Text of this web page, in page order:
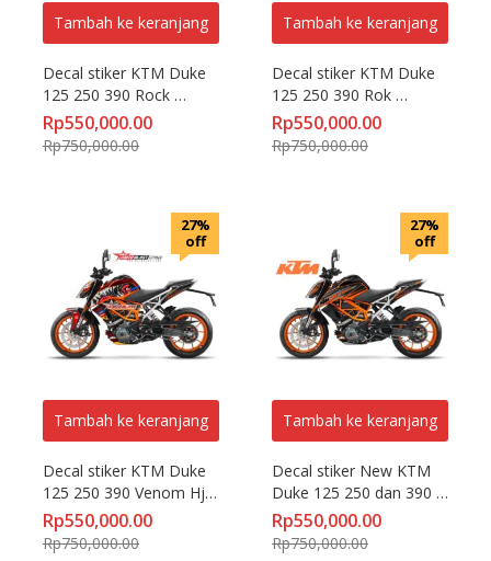
Tambah ke keranjang
Decal stiker KTM Duke
125 250 390 Rock
motoblast
Rp550,000.00
Rp750,000.00
Tambah ke keranjang
Decal stiker KTM Duke
125 250 390 Rok
Bagoros Replica
motoblast
Rp550,000.00
Rp750,000.00
27%
off
Tambah ke keranjang
Decal stiker KTM Duke
125 250 390 Venom Hjc
motoblast
Rp550,000.00
Rp750,000.00
27%
off
Tambah ke keranjang
Decal stiker New KTM
Duke 125 250 dan 390
racing motoblast
Rp550,000.00
Rp750,000.00